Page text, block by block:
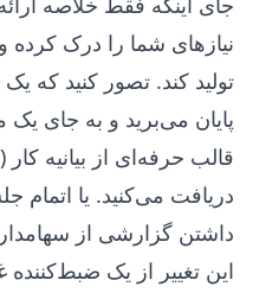
نیازهای شما را درک کرده
پایان می‌برید و به جای
دریافت می‌کنید. یا اتمام
داشتن گزارشی از